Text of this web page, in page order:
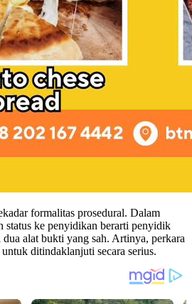
formalitas prosedural. Dalam
status ke penyidikan berarti penyidik
alat bukti yang sah. Artinya, perkara
ditindaklanjuti secara serius.